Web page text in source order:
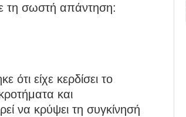
τη σωστή απάντηση:
είχε κερδίσει το
και
να κρύψει τη συγκίνησή